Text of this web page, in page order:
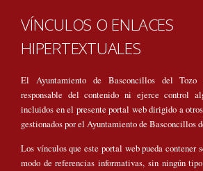
VÍNCULOS O ENLACES
HIPERTEXTUALES
El Ayuntamiento de Basconcillos del
responsable del contenido ni ejerce control
incluidos en el presente portal web dirigido a
gestionados por el Ayuntamiento de Basconcillos
Los vínculos que este portal web pueda contener
modo de referencias informativas, sin ningún